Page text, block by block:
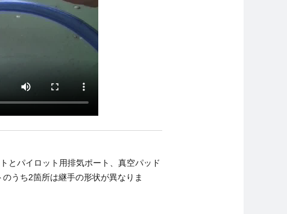
とパイロット用排気ポート、真空パッド
うち2箇所は継手の形状が異なりま